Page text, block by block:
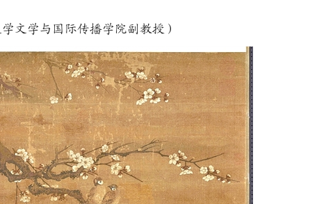
学与国际传播学院副教授）